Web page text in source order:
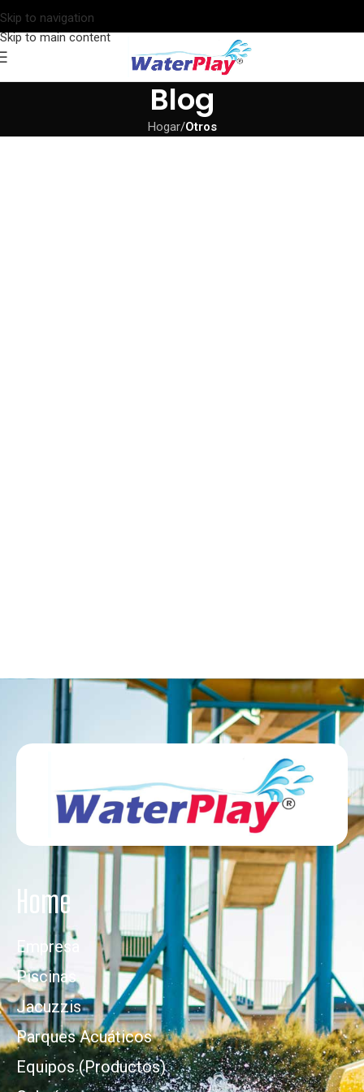
Skip to navigation
Skip to main content
Blog
Hogar/Otros
Home
Empresa
Piscinas
Jacuzzis
Parques Acuáticos
Equipos (Productos)